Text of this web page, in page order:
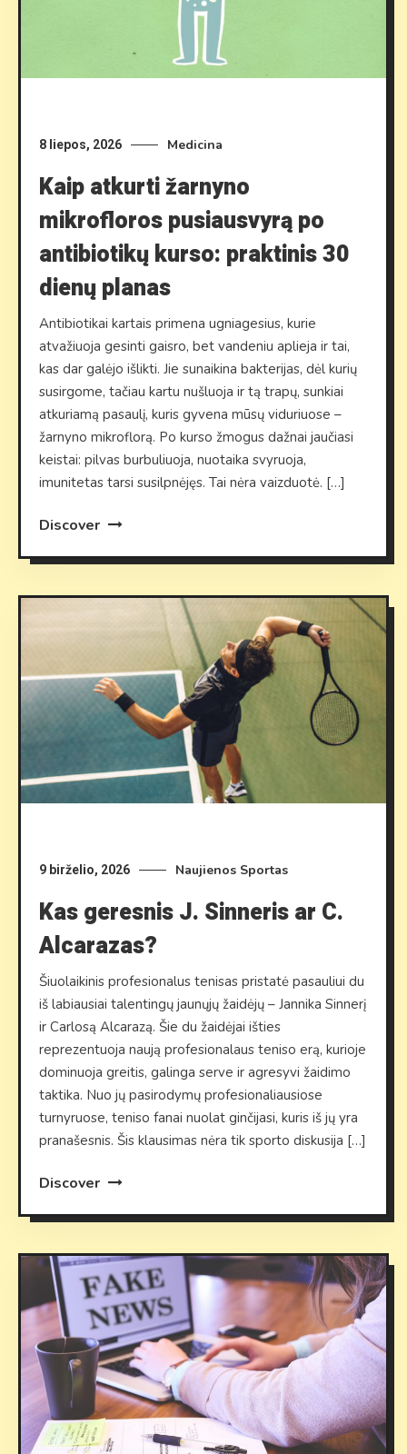
8 liepos, 2026 Medicina
Kaip atkurti žarnyno
mikrofloros pusiausvyrą po
antibiotikų kurso: praktinis 30
dienų planas
Antibiotikai kartais primena ugniagesius, kurie
atvažiuoja gesinti gaisro, bet vandeniu aplieja ir tai,
kas dar galėjo išlikti. Jie sunaikina bakterijas, dėl kurių
susirgome, tačiau kartu nušluoja ir tą trapų, sunkiai
atkuriamą pasaulį, kuris gyvena mūsų viduriuose –
žarnyno mikroflorą. Po kurso žmogus dažnai jaučiasi
keistai: pilvas burbuliuoja, nuotaika svyruoja,
imunitetas tarsi susilpnėjęs. Tai nėra vaizduotė. […]
Discover
9 birželio, 2026 Naujienos Sportas
Kas geresnis J. Sinneris ar C.
Alcarazas?
Šiuolaikinis profesionalus tenisas pristatė pasauliui du
iš labiausiai talentingų jaunųjų žaidėjų – Jannika Sinnerį
ir Carlosą Alcarazą. Šie du žaidėjai išties
reprezentuoja naują profesionalaus teniso erą, kurioje
dominuoja greitis, galinga serve ir agresyvi žaidimo
taktika. Nuo jų pasirodymų profesionaliausiose
turnyruose, teniso fanai nuolat ginčijasi, kuris iš jų yra
pranašesnis. Šis klausimas nėra tik sporto diskusija […]
Discover